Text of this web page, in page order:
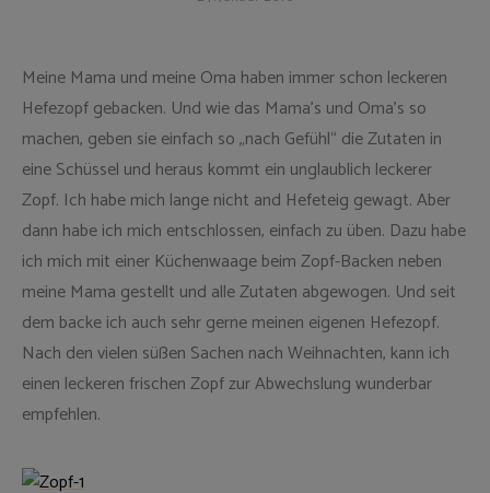
Meine Mama und meine Oma haben immer schon leckeren
Hefezopf gebacken. Und wie das Mama’s und Oma’s so
machen, geben sie einfach so „nach Gefühl“ die Zutaten in
eine Schüssel und heraus kommt ein unglaublich leckerer
Zopf. Ich habe mich lange nicht and Hefeteig gewagt. Aber
dann habe ich mich entschlossen, einfach zu üben. Dazu habe
ich mich mit einer Küchenwaage beim Zopf-Backen neben
meine Mama gestellt und alle Zutaten abgewogen. Und seit
dem backe ich auch sehr gerne meinen eigenen Hefezopf.
Nach den vielen süßen Sachen nach Weihnachten, kann ich
einen leckeren frischen Zopf zur Abwechslung wunderbar
empfehlen.